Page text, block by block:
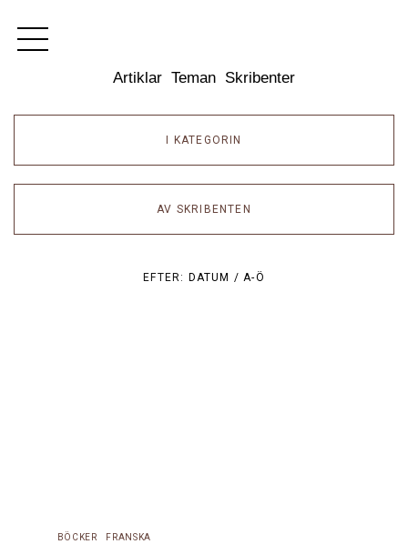
Artiklar Teman Skribenter
I KATEGORIN
AV SKRIBENTEN
EFTER: DATUM /A-Ö
BÖCKER FRANSKA